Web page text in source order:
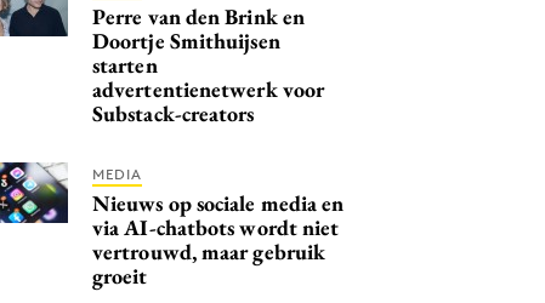
Perre van den Brink en
Doortje Smithuijsen
starten
advertentienetwerk voor
Substack-creators
MEDIA
Nieuws op sociale media en
via AI-chatbots wordt niet
vertrouwd, maar gebruik
groeit